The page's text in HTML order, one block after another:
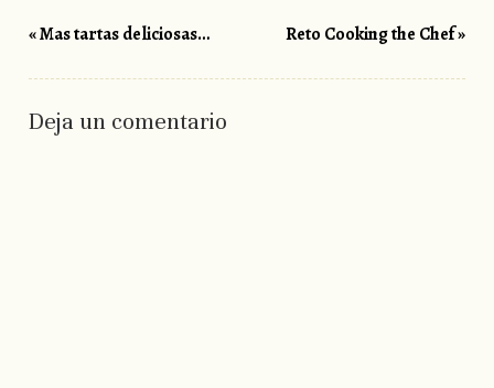
«Mas tartas deliciosas… Reto Cooking the Chef»
Deja un comentario